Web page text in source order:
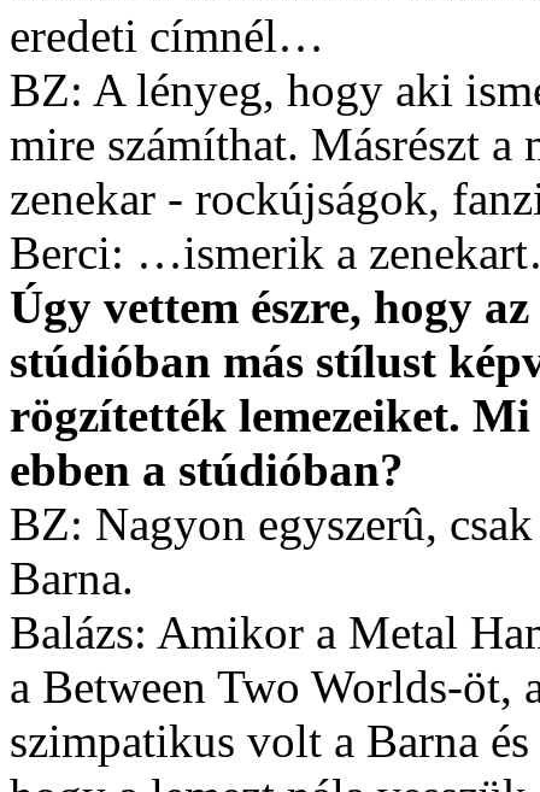
eredeti címnél…
BZ: A lényeg, hogy aki
mire számíthat. Másrészt a
zenekar - rockújságok,
Berci: …ismerik a
Úgy vettem észre, hogy
stúdióban más stílust
rögzítették lemezeiket.
ebben a stúdióban?
BZ: Nagyon egyszerû,
Barna.
Balázs: Amikor a Metal
a Between Two Worlds-öt,
szimpatikus volt a Barna